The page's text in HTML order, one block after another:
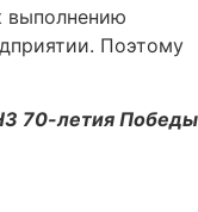
выполнению
Поэтому
70-летия Победы